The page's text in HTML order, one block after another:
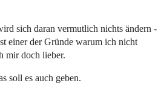
sich daran vermutlich nichts ändern -
einer der Gründe warum ich nicht
mir doch lieber.
soll es auch geben.